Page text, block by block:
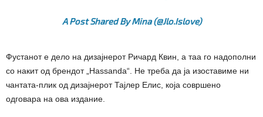
A Post Shared By Mina (@jlo.islove)
Фустанот е дело на дизајнерот Ричард Квин, а таа го надополни
со накит од брендот „Hassanda“. Не треба да ја изоставиме ни
чантата-плик од дизајнерот Тајлер Елис, која совршено
одговара на ова издание.